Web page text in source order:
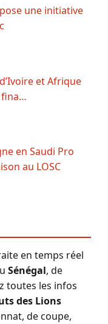
une initiative
et Afrique
fina…
en Saudi Pro
au LOSC
en temps réel
Sénégal, de
toutes les infos
des Lions
de coupe,